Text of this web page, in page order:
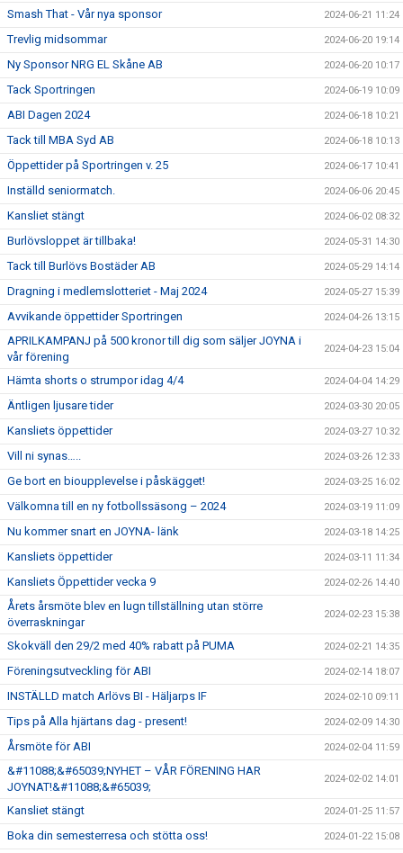
Smash That - Vår nya sponsor 2024-06-21 11:24
Trevlig midsommar 2024-06-20 19:14
Ny Sponsor NRG EL Skåne AB 2024-06-20 10:17
Tack Sportringen 2024-06-19 10:09
ABI Dagen 2024 2024-06-18 10:21
Tack till MBA Syd AB 2024-06-18 10:13
Öppettider på Sportringen v. 25 2024-06-17 10:41
Inställd seniormatch. 2024-06-06 20:45
Kansliet stängt 2024-06-02 08:32
Burlövsloppet är tillbaka! 2024-05-31 14:30
Tack till Burlövs Bostäder AB 2024-05-29 14:14
Dragning i medlemslotteriet - Maj 2024 2024-05-27 15:39
Avvikande öppettider Sportringen 2024-04-26 13:15
APRILKAMPANJ på 500 kronor till dig som säljer JOYNA i
vår förening
2024-04-23 15:04
Hämta shorts o strumpor idag 4/4 2024-04-04 14:29
Äntligen ljusare tider 2024-03-30 20:05
Kansliets öppettider 2024-03-27 10:32
Vill ni synas….. 2024-03-26 12:33
Ge bort en bioupplevelse i påskägget! 2024-03-25 16:02
Välkomna till en ny fotbollssäsong – 2024 2024-03-19 11:09
Nu kommer snart en JOYNA- länk 2024-03-18 14:25
Kansliets öppettider 2024-03-11 11:34
Kansliets Öppettider vecka 9 2024-02-26 14:40
Årets årsmöte blev en lugn tillställning utan större
överraskningar
2024-02-23 15:38
Skokväll den 29/2 med 40% rabatt på PUMA 2024-02-21 14:35
Föreningsutveckling för ABI 2024-02-14 18:07
INSTÄLLD match Arlövs BI - Häljarps IF 2024-02-10 09:11
Tips på Alla hjärtans dag - present! 2024-02-09 14:30
Årsmöte för ABI 2024-02-04 11:59
&#11088;&#65039;NYHET – VÅR FÖRENING HAR
JOYNAT!&#11088;&#65039;
2024-02-02 14:01
Kansliet stängt 2024-01-25 11:57
Boka din semesterresa och stötta oss! 2024-01-22 15:08